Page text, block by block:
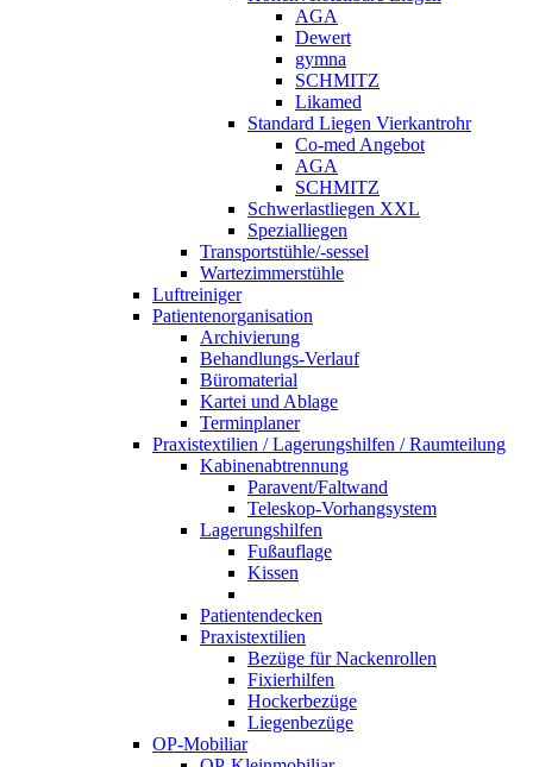
AGA
Dewert
gymna
SCHMITZ
Likamed
Standard Liegen Vierkantrohr
Co-med Angebot
AGA
SCHMITZ
Schwerlastliegen XXL
Spezialliegen
Transportstühle/-sessel
Wartezimmerstühle
Luftreiniger
Patientenorganisation
Archivierung
Behandlungs-Verlauf
Büromaterial
Kartei und Ablage
Terminplaner
Praxistextilien / Lagerungshilfen / Raumteilung
Kabinenabtrennung
Paravent/Faltwand
Teleskop-Vorhangsystem
Lagerungshilfen
Fußauflage
Kissen
Patientendecken
Praxistextilien
Bezüge für Nackenrollen
Fixierhilfen
Hockerbezüge
Liegenbezüge
OP-Mobiliar